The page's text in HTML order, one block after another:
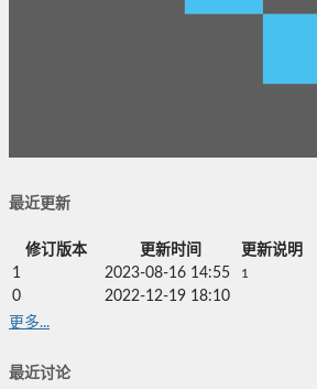
最近更新
修订版本 更新时间
更新说明
1
2023-08-16 14:55 1
0
2022-12-19 18:10
更多...
最近讨论